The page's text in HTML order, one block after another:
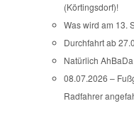
(Körtingsdorf)!
Was wird am 13.
Durchfahrt ab
Natürlich
08.07.2026 –
Radfahrer